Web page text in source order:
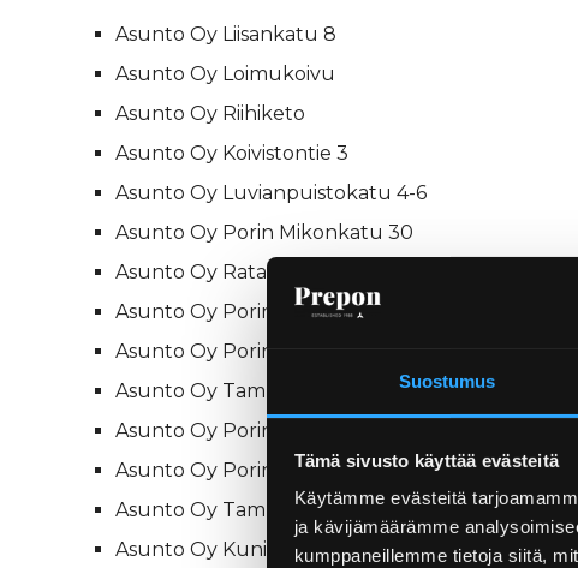
Suostumus
Tämä sivusto käyttää evästeitä
Käytämme evästeitä
ja kävijämäärämme
kumppaneillemme tietoja siitä,
Asunto Oy Liisankatu 8
Asunto Oy Loimukoivu
Asunto Oy Riihiketo
Asunto Oy Koivistontie 3
Asunto Oy Luvianpuistokatu 4-6
Asunto Oy Porin Mikonkatu 30
Asunto Oy Ratanummi
Asunto Oy Porin Antinkatu 13
Asunto Oy Porin Antinkatu 21B
Asunto Oy Tammenterho
Asunto Oy Porin Valtakatu 2
Asunto Oy Porin Pohjoispuisto 4
Asunto Oy Tampereentie 4-6
Asunto Oy Kuninkaanhaka